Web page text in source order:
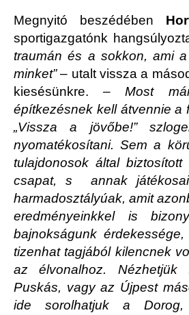
Megnyitó beszédében
sportigazgatónk
traumán és a sokkon, ami
minket” – utalt vissza a
kiesésünkre.– Most
építkezésnek kell átvennie a
„Vissza a jövőbe!”
nyomatékosítani. Sem a
tulajdonosok által
csapat, s annak
harmadosztályúak, amit
eredményeinkkel is
bajnokságunk
tizenhat tagjából kilencnek
az élvonalhoz.
Puskás, vagy az Újpest
ide sorolhatjuk a